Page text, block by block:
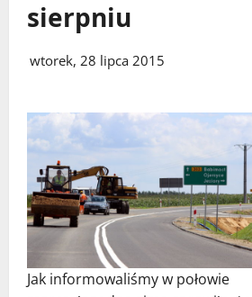
sierpniu
wtorek, 28 lipca 2015
Jak informowaliśmy w połowie